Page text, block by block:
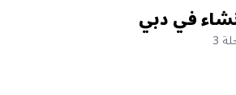
في دبي
3